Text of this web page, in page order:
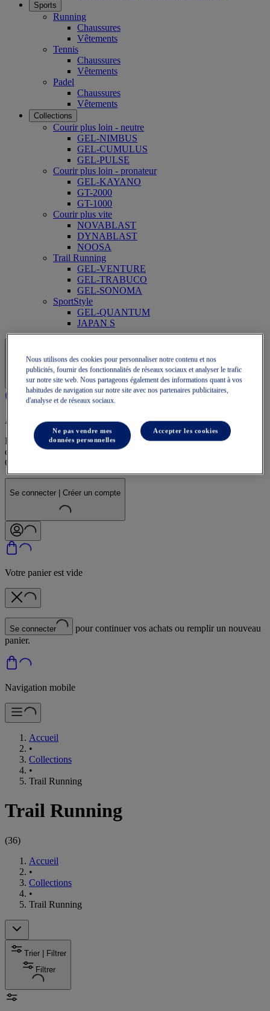
Sports
Running
Chaussures
Vêtements
Tennis
Chaussures
Vêtements
Padel
Chaussures
Vêtements
Collections
Courir plus loin - neutre
GEL-NIMBUS
GEL-CUMULUS
GEL-PULSE
Courir plus loin - pronateur
GEL-KAYANO
GT-2000
GT-1000
Courir plus vite
NOVABLAST
DYNABLAST
NOOSA
Trail Running
GEL-VENTURE
GEL-TRABUCO
GEL-SONOMA
SportStyle
GEL-QUANTUM
JAPAN S
Adhésion OneASICS
Profitez de la livraison gratuite, des retours gratuits, de réductions
exclusives et bien plus encore grâce aux avantages fidélité
OneASICS™.
Se connecter | Créer un compte
Votre panier est vide
Se connecter
pour continuer vos achats ou remplir un nouveau
panier.
Navigation mobile
Accueil
•
Collections
•
Trail Running
Trail Running
(36)
Accueil
•
Collections
•
Trail Running
Trier | Filtrer
Filtrer
Nous utilisons des cookies pour personnaliser notre contenu et nos
publicités, fournir des fonctionnalités de réseaux sociaux et analyser le trafic
sur notre site web. Nous partageons également des informations quant à vos
habitudes de navigation sur notre site avec nos partenaires publicitaires,
d'analyse et de réseaux sociaux.
Ne pas vendre mes
données personnelles
Accepter les cookies